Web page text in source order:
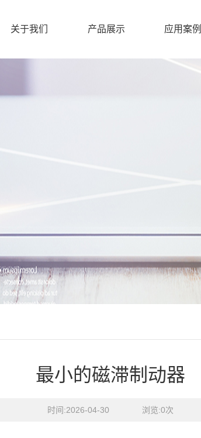
关于我们 产品展示 应用案例
最小的磁滞制动器
时间:2026-04-30    浏览:0次